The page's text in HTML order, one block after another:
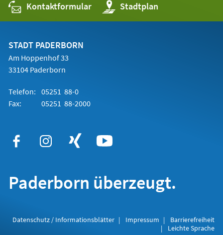
Kontaktformular Stadtplan
(Öffnet
in
einem
STADT PADERBORN
Am Hoppenhof 33
33104 Paderborn
Telefon: 05251 88-0
Fax:
05251 88-2000
Paderborn überzeugt.
Datenschutz / Informationsblätter Impressum
Barrierefreiheit
Leichte Sprache